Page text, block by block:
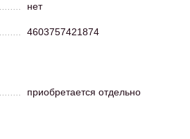
нет
4603757421874
приобретается отдельно